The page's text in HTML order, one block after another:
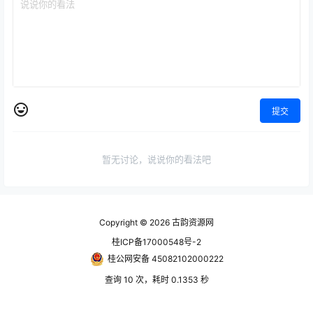
提交
暂无讨论，说说你的看法吧
Copyright © 2026 古韵资源网
桂ICP备17000548号-2
桂公网安备 45082102000222
查询 10 次，耗时 0.1353 秒